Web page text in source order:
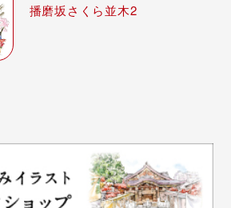
播磨坂さくら並木2